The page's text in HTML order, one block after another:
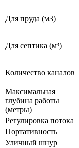
Для пруда (м3)
Для септика (м³)
Количество каналов
Максимальная
глубина работы
(метры)
Регулировка потока
Портативность
Уличный шнур